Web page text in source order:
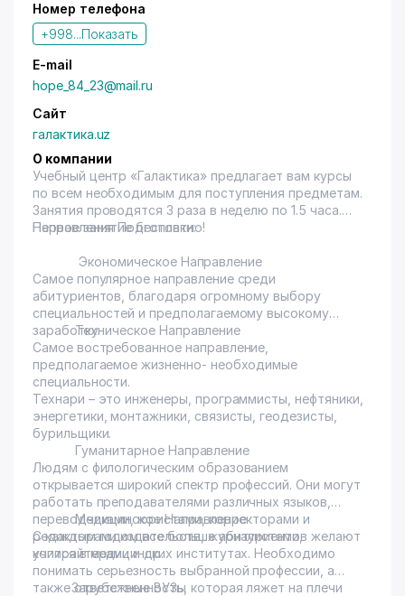
Номер телефона
+998...Показать
E-mail
hope_84_23@mail.ru
Сайт
галактика.uz
О компании
Учебный центр «Галактика» предлагает вам курсы
по всем необходимым для поступления предметам.
Занятия проводятся 3 раза в неделю по 1.5 часа.
Первое занятие бесплатно!
Направления Подготовки:
Экономическое Направление
Самое популярное направление среди
абитуриентов, благодаря огромному выбору
специальностей и предполагаемому высокому
заработку.
Техническое Направление
Самое востребованное направление,
предполагаемое жизненно- необходимые
специальности.
Технари – это инженеры, программисты, нефтяники,
энергетики, монтажники, связисты, геодезисты,
бурильщики.
Гуманитарное Направление
Людям с филологическим образованием
открывается широкий спектр профессий. Они могут
работать преподавателями различных языков,
переводчиками, юристами, корректорами и
редакторами издательств, журналистами,
копирайтерами и др.
Медицинское Направление
С каждым годом все больше абитуриентов желают
учится в медицинских институтах. Необходимо
понимать серьезность выбранной профессии, а
также ответственность, которая ляжет на плечи
Зарубежные ВУЗы